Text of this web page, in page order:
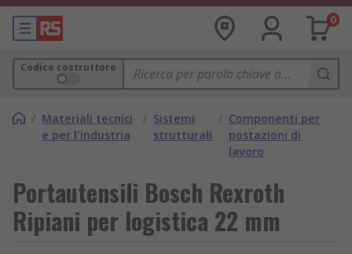
0
Codice costruttore
/ Materiali tecnici
e per l'industria
/ Sistemi
strutturali
/ Componenti per
postazioni di
lavoro
Portautensili Bosch Rexroth
Ripiani per logistica 22 mm